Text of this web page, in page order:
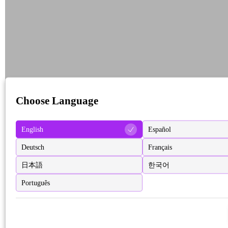
Choose Language
English Español
Deutsch Français
日本語 한국어
Português